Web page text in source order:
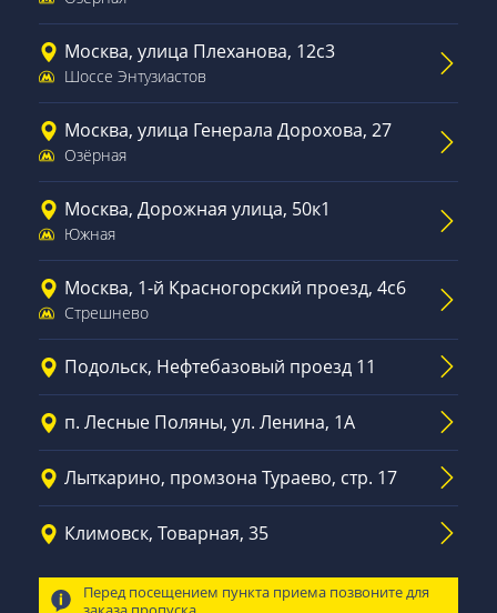
Москва, улица Плеханова, 12с3
Шоссе Энтузиастов
Москва, улица Генерала Дорохова, 27
Озёрная
Москва, Дорожная улица, 50к1
Южная
Москва, 1-й Красногорский проезд, 4с6
Стрешнево
Подольск, Нефтебазовый проезд 11
п. Лесные Поляны, ул. Ленина, 1А
Лыткарино, промзона Тураево, стр. 17
Климовск, Товарная, 35
Перед посещением пункта приема позвоните для